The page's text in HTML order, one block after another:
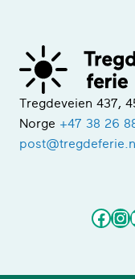
Tregdeveien 437,
Norge +47 38 26